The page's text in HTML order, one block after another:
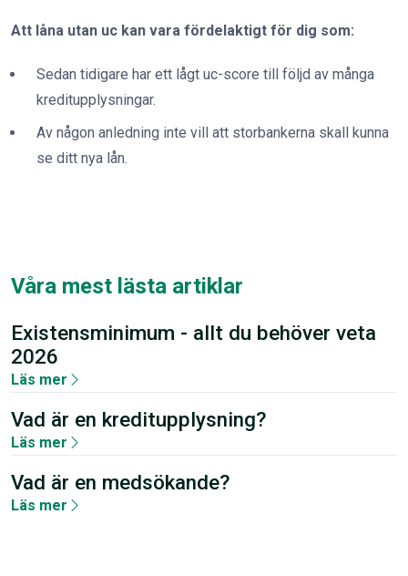
Att låna utan uc kan vara fördelaktigt för dig som:
Sedan tidigare har ett lågt uc-score till följd av många
kreditupplysningar.
Av någon anledning inte vill att storbankerna skall kunna
se ditt nya lån.
Våra mest lästa artiklar
Existensminimum - allt du behöver veta
2026
Läs mer
Vad är en kreditupplysning?
Läs mer
Vad är en medsökande?
Läs mer